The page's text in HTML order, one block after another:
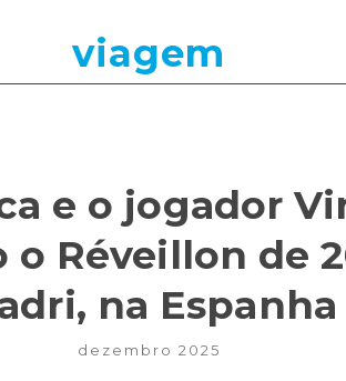
viagem
e o jogador
o Réveillon de
na Espanha
dezembro 2025